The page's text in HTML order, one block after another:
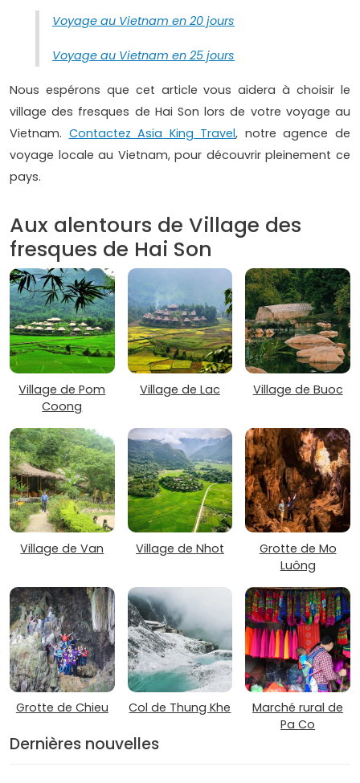
Voyage au Vietnam en 20 jours
Voyage au Vietnam en 25 jours
Nous espérons que cet article vous aidera à choisir le
village des fresques de Hai Son lors de votre voyage au
Vietnam. Contactez Asia King Travel, notre agence de
voyage locale au Vietnam, pour découvrir pleinement ce
pays.
Aux alentours de Village des
fresques de Hai Son
Village de Pom
Coong
Village de Lac Village de Buoc
Village de Van Village de Nhot
Grotte de Mo
Luông
Grotte de Chieu Col de Thung Khe
Marché rural de
Pa Co
Dernières nouvelles